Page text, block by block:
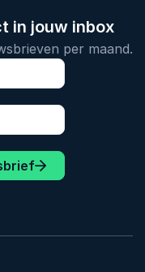
in jouw inbox
per maand.